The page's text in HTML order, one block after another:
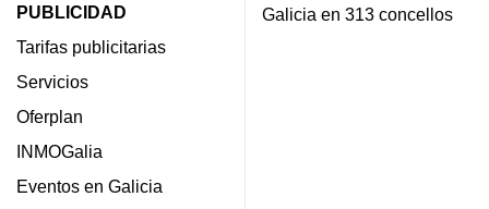
PUBLICIDAD
Tarifas publicitarias
Servicios
Oferplan
INMOGalia
Eventos en Galicia
Galicia en 313 concellos